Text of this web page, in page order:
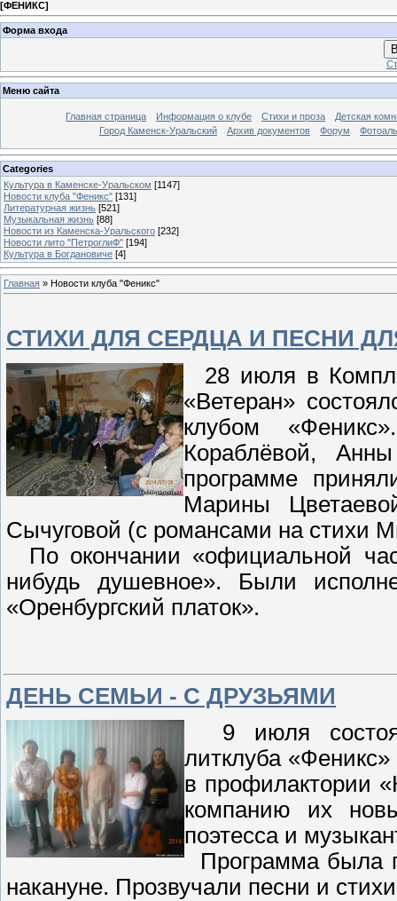
[ФЕНИКС]
Форма входа
Меню сайта
Главная страница Информация о клубе Стихи и проза
Детская
Город Каменск-Уральский
Архив документов Форум
Categories
Культура в Каменске-Уральском [1147]
Новости клуба "Феникс" [131]
Литературная жизнь [521]
Музыкальная жизнь [88]
Новости из Каменска-Уральского [232]
Новости лито "ПетроглиФ" [194]
Культура в Богдановиче [4]
Главная » Новости клуба "Феникс"
СТИХИ ДЛЯ СЕРДЦА И ПЕСНИ
28 июля в
«Ветеран»
клубом
Кораблёвой,
программе
Марины
Сычуговой (с романсами на стихи
По окончании «официальной
нибудь душевное». Были
«Оренбургский платок».
ДЕНЬ СЕМЬИ - С ДРУЗЬЯМИ
9 июля
литклуба
в профилактории
компанию их
поэтесса и
Программа была
накануне. Прозвучали песни и